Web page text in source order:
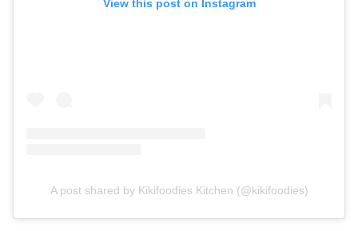
View this post on Instagram
A post shared by Kikifoodies Kitchen (@kikifoodies)